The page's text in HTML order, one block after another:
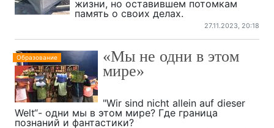
жизни, но оставившем потомкам
память о своих делах.
27.11.2023, 20:18
Образование
«Мы не одни в этом
мире»
"Wir sind nicht allein auf dieser
Welt“- одни мы в этом мире? Где граница
познаний и фантастики?